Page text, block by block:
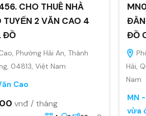
CHO THUÊ NHÀ
TUYẾN 2 VĂN CAO 4
ĐỒ
Phường Hải An, Thành
04813, Việt Nam
Cao
vnđ / tháng
ĐỒ
Hải,
Nam
MN
vừa